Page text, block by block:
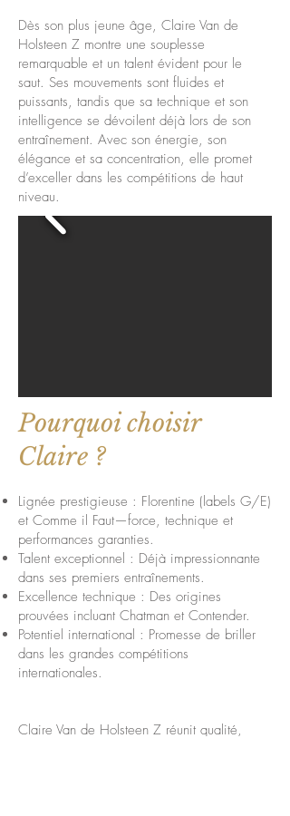
Dès son plus jeune âge, Claire Van de
Holsteen Z montre une souplesse
remarquable et un talent évident pour le
saut. Ses mouvements sont fluides et
puissants, tandis que sa technique et son
intelligence se dévoilent déjà lors de son
entraînement. Avec son énergie, son
élégance et sa concentration, elle promet
d’exceller dans les compétitions de haut
niveau.
Pourquoi choisir
Claire ?
Lignée prestigieuse : Florentine (labels G/E)
et Comme il Faut—force, technique et
performances garanties.
Talent exceptionnel : Déjà impressionnante
dans ses premiers entraînements.
Excellence technique : Des origines
prouvées incluant Chatman et Contender.
Potentiel international : Promesse de briller
dans les grandes compétitions
internationales.
Claire Van de Holsteen Z réunit qualité,